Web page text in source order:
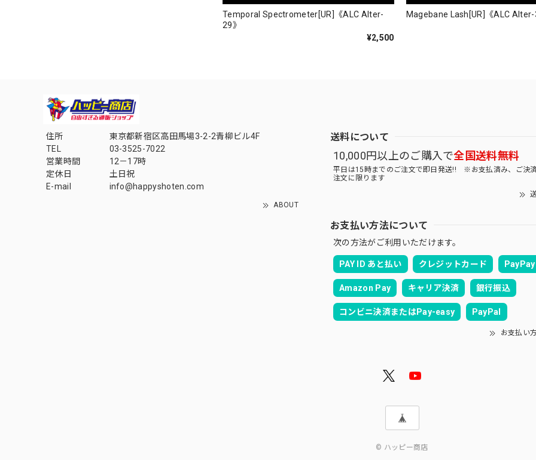
Temporal Spectrometer[UR]《ALC Alter-
29》
¥2,500
Magebane Lash[UR]《ALC
住所
東京都新宿区高田馬場3-2-2青柳ビル4F
TEL
03-3525-7022
営業時間
12－17時
定休日
土日祝
E-mail
info@happyshoten.com
ABOUT
送料について
10,000円以上のご購入で全国送料無料
平日は15時までのご注文で即日発送!! ※お支払済み、ご決
注文に限ります
お支払い方法について
次の方法がご利用いただけます。
PAY ID あと払い クレジットカード PayPay
Amazon Pay キャリア決済 銀行振込
コンビニ決済またはPay-easy PayPal
お支払い
© ハッピー商店